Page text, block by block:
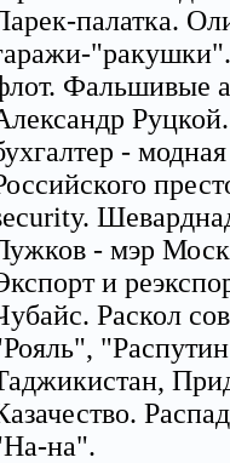
палатка.
Фальшивые
-
- мэр
и
Раскол
на".